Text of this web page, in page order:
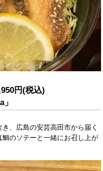
円(税込)
、広島の安芸高田市から届く
のソテーと一緒にお召し上が